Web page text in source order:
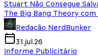
Stuart Não Consegue
The Big Bang Theory
Redação NerdBunker
31.jul.26
Informe Publicitário